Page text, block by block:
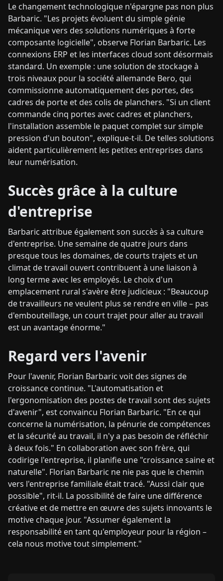
Le changement technologique n'épargne pas non plus
Barbaric. "Les projets évoluent du simple génie
mécanique vers des solutions numériques à forte
composante logicielle", observe Florian Barbaric. Les
connexions ERP et les interfaces cloud sont désormais
standard. Un exemple : une solution de stockage à
trois niveaux pour la société allemande Bero, qui
commissionne automatiquement des portes, des
cadres de porte et des colis de planchers. "Si un client
commande cinq portes avec cadres et planchers,
l'installation assemble le paquet complet sur simple
pression d'un bouton", explique-t-il. De telles solutions
aident particulièrement les petites entreprises dans
leur numérisation.
Succès grâce à la culture
d'entreprise
Barbaric attribue également son succès à sa culture
d'entreprise. Une semaine de quatre jours dans
presque tous les domaines, de courts trajets et un
climat de travail ouvert contribuent à une liaison à
long terme avec les employés. Le choix d'un
emplacement rural s'avère être judicieux : "Beaucoup
de travailleurs ne veulent plus se rendre en ville – pas
d'embouteillage, un court trajet pour aller au travail
est un avantage énorme."
Regard vers l'avenir
Pour l'avenir, Florian Barbaric voit des signes de
croissance continue. "L'automatisation et
l'ergonomisation des postes de travail sont des sujets
d'avenir", est convaincu Florian Barbaric. "En ce qui
concerne la numérisation, la pénurie de compétences
et la sécurité au travail, il n'y a pas besoin de réfléchir
à deux fois." En collaboration avec son frère, qui
codirige l'entreprise, il planifie une "croissance saine et
naturelle". Florian Barbaric ne nie pas que le chemin
vers l'entreprise familiale était tracé. "Aussi clair que
possible", rit-il. La possibilité de faire une différence
créative et de mettre en œuvre des sujets innovants le
motive chaque jour. "Assumer également la
responsabilité en tant qu'employeur pour la région –
cela nous motive tout simplement."